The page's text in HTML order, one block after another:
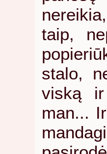
taip,
stalo,
viską
man...